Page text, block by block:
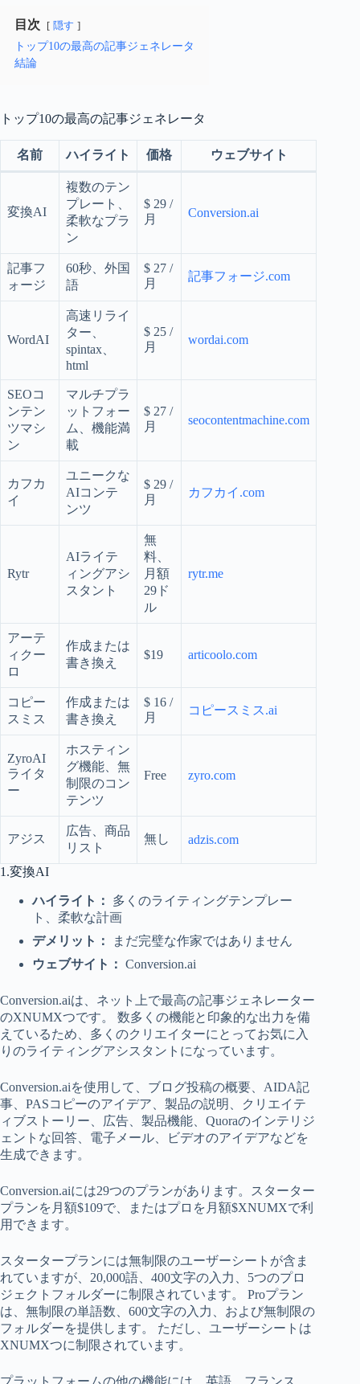
目次 隠す
トップ10の最高の記事ジェネレータ
結論
トップ10の最高の記事ジェネレータ
名前 ハイライト 価格 ウェブサイト
変換AI
複数のテン
プレート、
柔軟なプラ
ン
$ 29 /
月
Conversion.ai
記事フ
ォージ
60秒、外国
語
$ 27 /
月
記事フォージ.com
WordAI
高速リライ
ター、
spintax、
html
$ 25 /
月
wordai.com
SEOコ
ンテン
ツマシ
ン
マルチプラ
ットフォー
ム、機能満
載
$ 27 /
月
seocontentmachine.com
カフカ
イ
ユニークな
AIコンテ
ンツ
$ 29 /
月
カフカイ.com
Rytr
AIライテ
ィングアシ
スタント
無
料、
月額
29ド
ル
rytr.me
アーテ
ィクー
ロ
作成または
書き換え
$19 articoolo.com
コピー
スミス
作成または
書き換え
$ 16 /
月
コピースミス.ai
ZyroAI
ライタ
ー
ホスティン
グ機能、無
制限のコン
テンツ
Free zyro.com
アジス
広告、商品
リスト
無し adzis.com
1.変換AI
ハイライト： 多くのライティングテンプレー
ト、柔軟な計画
デメリット：
まだ完璧な作家ではありません
ウェブサイト： Conversion.ai
Conversion.aiは、ネット上で最高の記事ジェネレーター
のXNUMXつです。 数多くの機能と印象的な出力を備
えているため、多くのクリエイターにとってお気に入
りのライティングアシスタントになっています。
Conversion.aiを使用して、ブログ投稿の概要、AIDA記
事、PASコピーのアイデア、製品の説明、クリエイテ
ィブストーリー、広告、製品機能、Quoraのインテリジ
ェントな回答、電子メール、ビデオのアイデアなどを
生成できます。
Conversion.aiには29つのプランがあります。スターター
プランを月額$109で、またはプロを月額$XNUMXで利
用できます。
スタータープランには無制限のユーザーシートが含ま
れていますが、20,000語、400文字の入力、5つのプロ
ジェクトフォルダーに制限されています。 Proプラン
は、無制限の単語数、600文字の入力、および無制限の
フォルダーを提供します。 ただし、ユーザーシートは
XNUMXつに制限されています。
プラットフォームの他の機能には、英語、フランス